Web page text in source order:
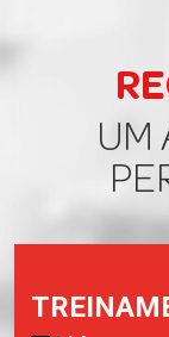
UM